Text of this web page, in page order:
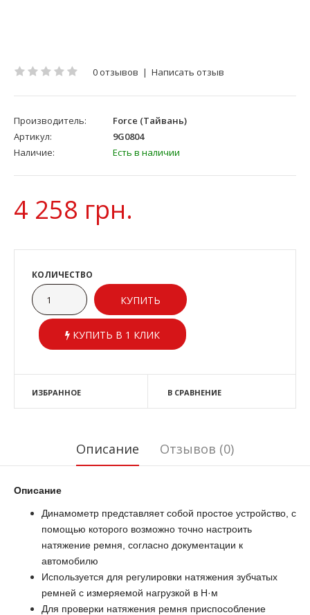
0 отзывов | Написать отзыв
Производитель:
Force (Тайвань)
Артикул:
9G0804
Наличие:
Есть в наличии
4 258 грн.
КОЛИЧЕСТВО
КУПИТЬ В 1 КЛИК
ИЗБРАННОЕ В СРАВНЕНИЕ
Описание Отзывов (0)
Описание
Динамометр представляет собой простое устройство, с
помощью которого возможно точно настроить
натяжение ремня, согласно документации к
автомобилю
Используется для регулировки натяжения зубчатых
ремней с измеряемой нагрузкой в Н·м
Для проверки натяжения ремня приспособление